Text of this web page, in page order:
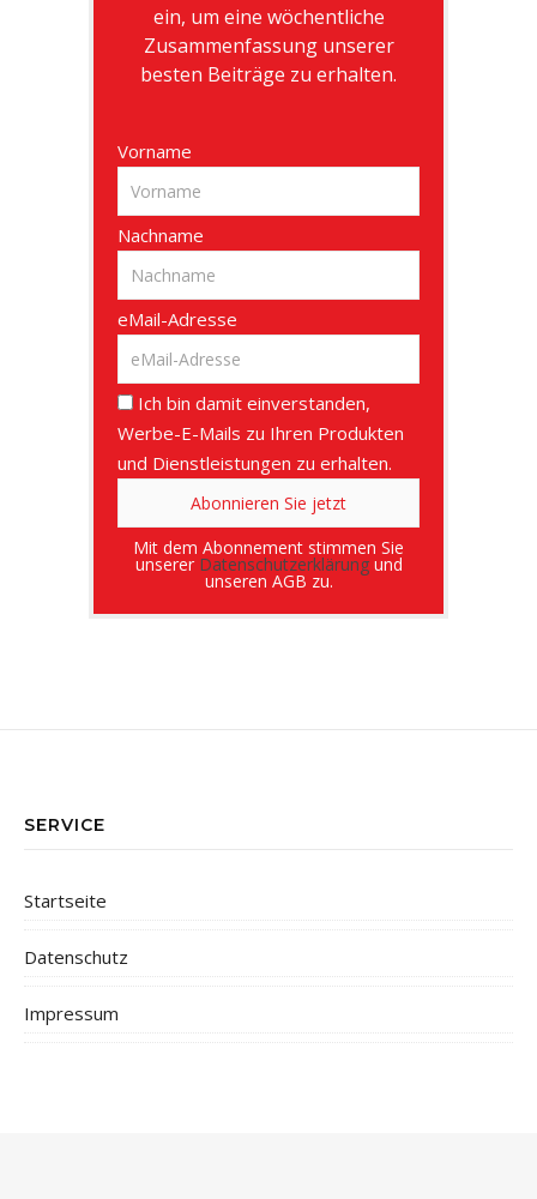
ein, um eine wöchentliche
Zusammenfassung unserer
besten Beiträge zu erhalten.
Vorname
Nachname
eMail-Adresse
Ich bin damit einverstanden,
Werbe-E-Mails zu Ihren Produkten
und Dienstleistungen zu erhalten.
Mit dem Abonnement stimmen Sie
unserer Datenschutzerklärungund
unseren AGB zu.
SERVICE
Startseite
Datenschutz
Impressum